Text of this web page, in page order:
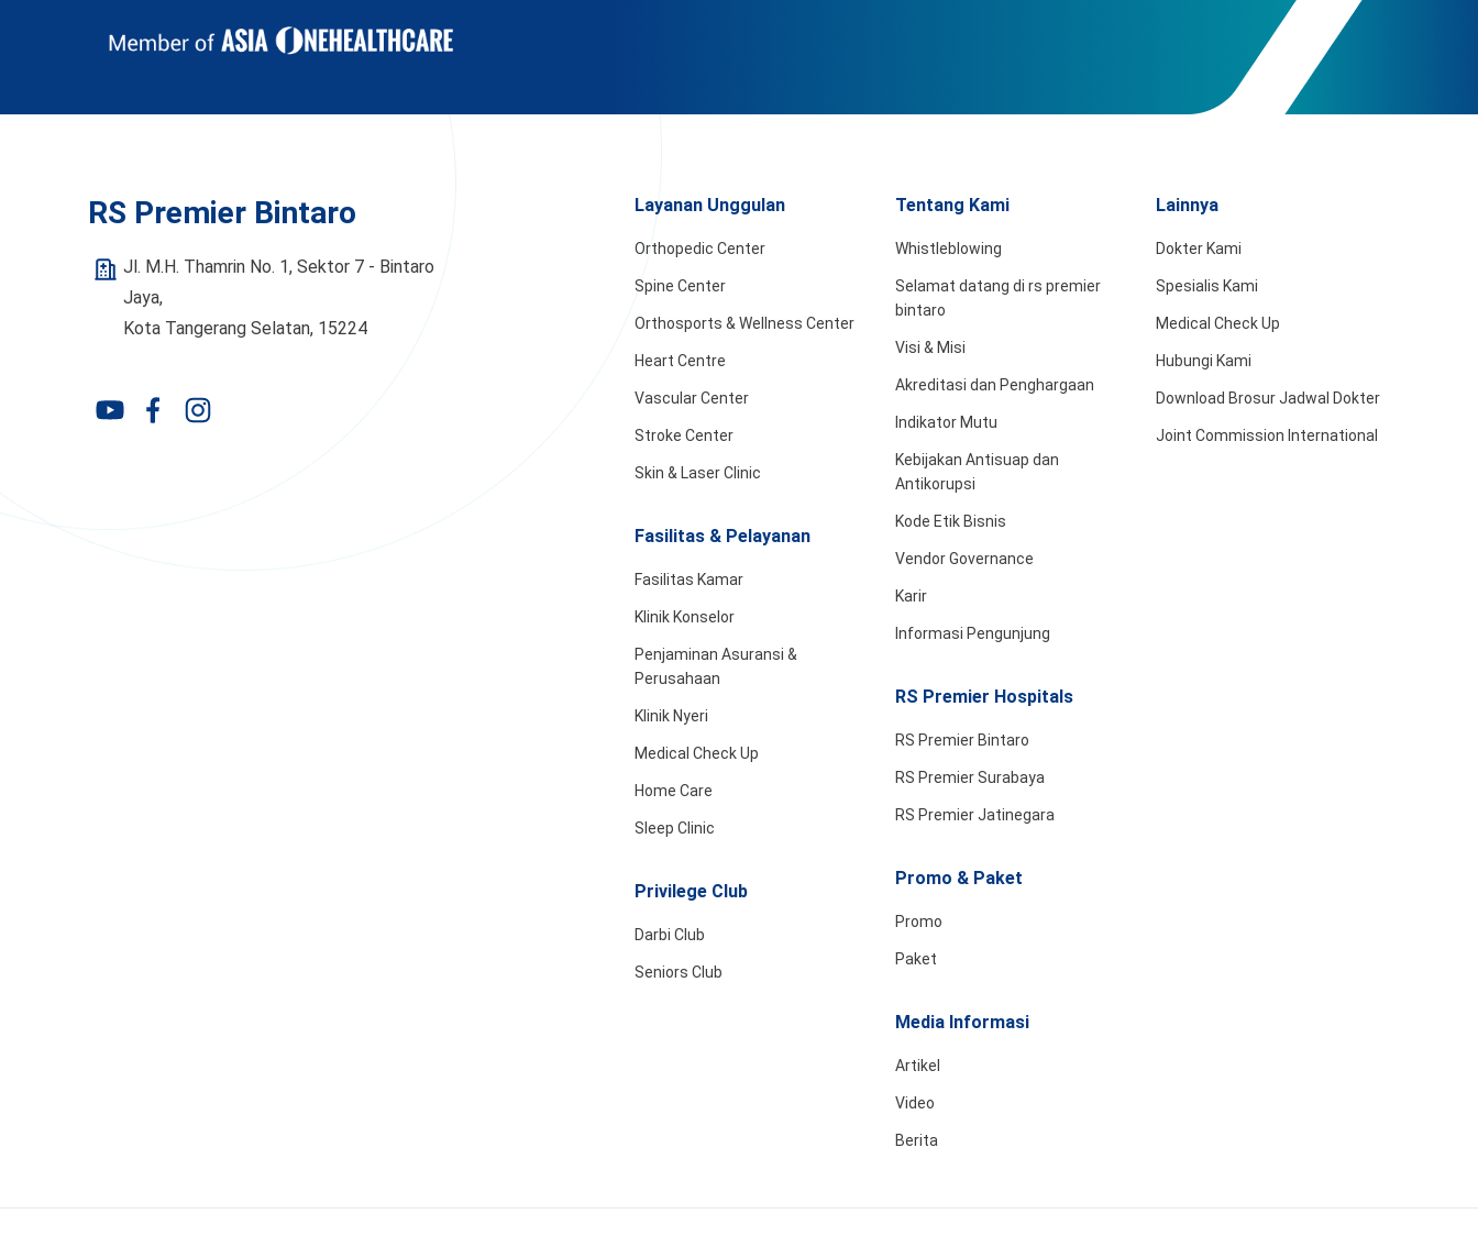
RS Premier Bintaro
Jl. M.H. Thamrin No. 1, Sektor 7 - Bintaro
Jaya,
Kota Tangerang Selatan, 15224
Layanan Unggulan
Orthopedic Center
Spine Center
Orthosports & Wellness Center
Heart Centre
Vascular Center
Stroke Center
Skin & Laser Clinic
Fasilitas & Pelayanan
Fasilitas Kamar
Klinik Konselor
Penjaminan Asuransi &
Perusahaan
Klinik Nyeri
Medical Check Up
Home Care
Sleep Clinic
Privilege Club
Darbi Club
Seniors Club
Tentang Kami
Whistleblowing
Selamat datang di rs premier
bintaro
Visi & Misi
Akreditasi dan Penghargaan
Indikator Mutu
Kebijakan Antisuap dan
Antikorupsi
Kode Etik Bisnis
Vendor Governance
Karir
Informasi Pengunjung
RS Premier Hospitals
RS Premier Bintaro
RS Premier Surabaya
RS Premier Jatinegara
Promo & Paket
Promo
Paket
Media Informasi
Artikel
Video
Berita
Lainnya
Dokter Kami
Spesialis Kami
Medical Check Up
Hubungi Kami
Download Brosur Jadwal Dokter
Joint Commission International